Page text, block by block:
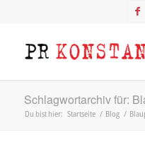
Schlagwortarchiv für:
Du bist hier: Startseite / Blog /